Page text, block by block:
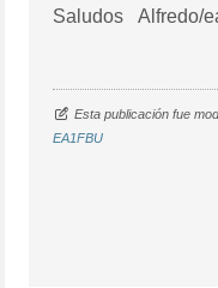
Saludos Alfredo/
Esta publicación fue
EA1FBU